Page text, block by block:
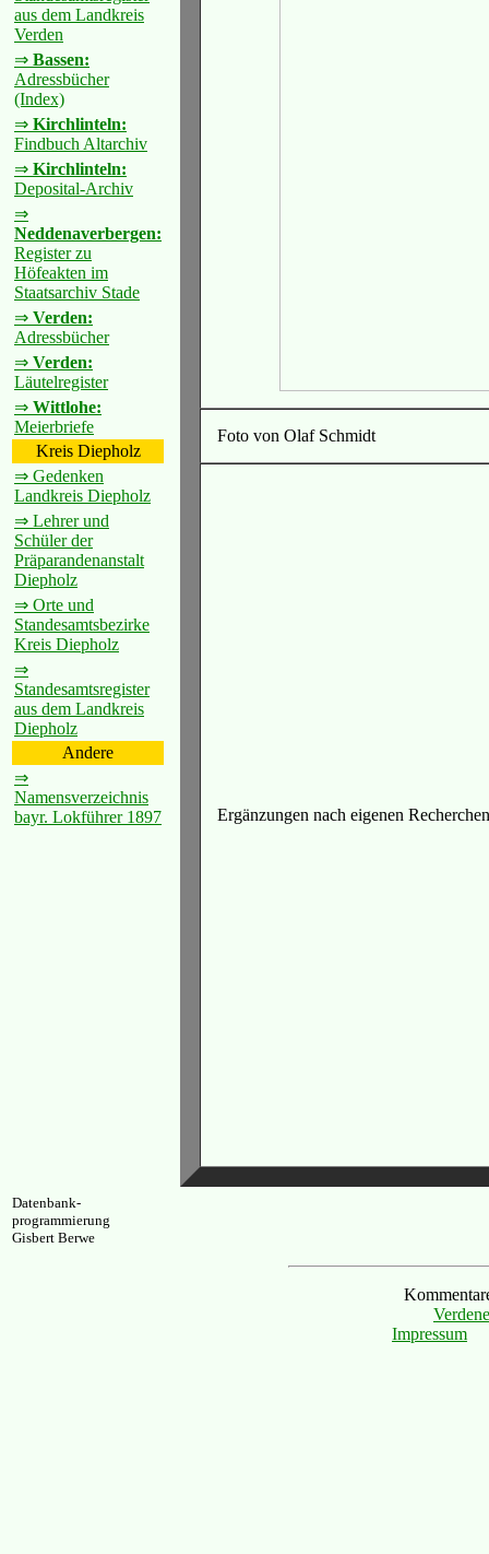
aus dem Landkreis
Verden
⇒ Bassen:
Adressbücher
(Index)
⇒ Kirchlinteln:
Findbuch Altarchiv
⇒ Kirchlinteln:
Deposital-Archiv
⇒
Neddenaverbergen:
Register zu
Höfeakten im
Staatsarchiv Stade
⇒ Verden:
Adressbücher
⇒ Verden:
Läutelregister
⇒ Wittlohe:
Meierbriefe
Kreis Diepholz
⇒ Gedenken
Landkreis Diepholz
⇒ Lehrer und
Schüler der
Präparandenanstalt
Diepholz
⇒ Orte und
Standesamtsbezirke
Kreis Diepholz
⇒
Standesamtsregister
aus dem Landkreis
Diepholz
Andere
⇒
Namensverzeichnis
bayr. Lokführer 1897
Foto von Olaf Schmidt
Ergänzungen nach eigenen
Datenbank-
programmierung
Gisbert Berwe
Impressum